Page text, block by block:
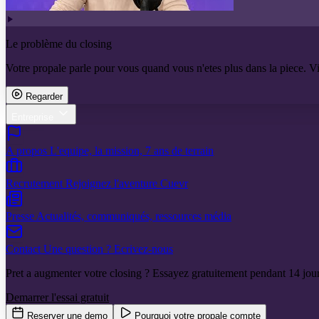
Le problème du closing
Votre propale parle pour vous quand vous n'etes plus dans la piece.
Regarder
A propos L'equipe, la mission, 7 ans de terrain
Recrutement Rejoignez l'aventure Cuevr
Presse Actualités, communiqués, ressources média
Contact Une question ? Ecrivez-nous
Pret a augmenter votre closing ? Essayez gratuitement pendant 14
Demarrer l'essai gratuit
Reserver une demo Pourquoi votre propale compte